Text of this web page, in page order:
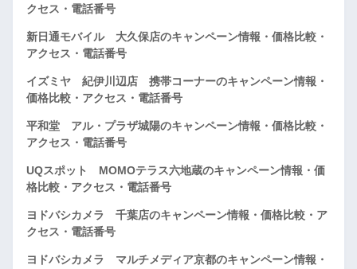
クセス・電話番号
新日通モバイル 大久保店のキャンペーン情報・価格比較・
アクセス・電話番号
イズミヤ 紀伊川辺店 携帯コーナーのキャンペーン情報・
価格比較・アクセス・電話番号
平和堂 アル・プラザ城陽のキャンペーン情報・価格比較・
アクセス・電話番号
UQスポット MOMOテラス六地蔵のキャンペーン情報・価
格比較・アクセス・電話番号
ヨドバシカメラ 千葉店のキャンペーン情報・価格比較・ア
クセス・電話番号
ヨドバシカメラ マルチメディア京都のキャンペーン情報・